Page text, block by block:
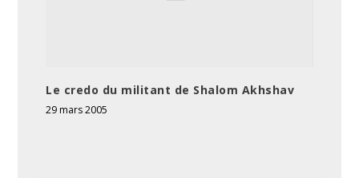
Le credo du militant de Shalom Akhshav
29 mars 2005